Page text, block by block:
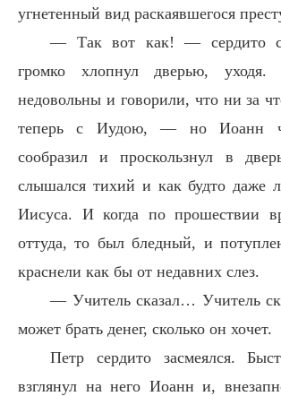
угнетенный вид раскаявшегося
— Так вот как! — сердито
громко хлопнул дверью,
недовольны и говорили, что ни за
теперь с Иудою, — но Иоанн
сообразил и проскользнул в
слышался тихий и как будто даже
Иисуса. И когда по прошествии
оттуда, то был бледный, и
краснели как бы от недавних слез.
— Учитель сказал… Учитель
может брать денег, сколько он хочет.
Петр сердито засмеялся.
взглянул на него Иоанн и,